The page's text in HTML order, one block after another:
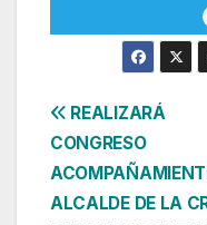
de
entradas
REALIZARÁ
CONGRESO
ALCALDE DE LA